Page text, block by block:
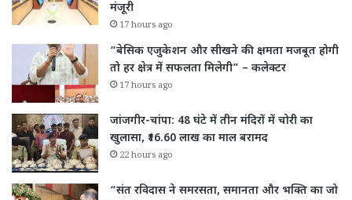
मंजूरी
17 hours ago
“बेसिक एजुकेशन और सीखने की क्षमता मजबूत होगी
तो हर क्षेत्र में सफलता मिलेगी” – कलेक्टर
17 hours ago
जांजगीर-चांपा: 48 घंटे में तीन मंदिरों में चोरी का
खुलासा, ₹16.60 लाख का माल बरामद
22 hours ago
“संत रविदास ने समरसता, समानता और भक्ति का जो